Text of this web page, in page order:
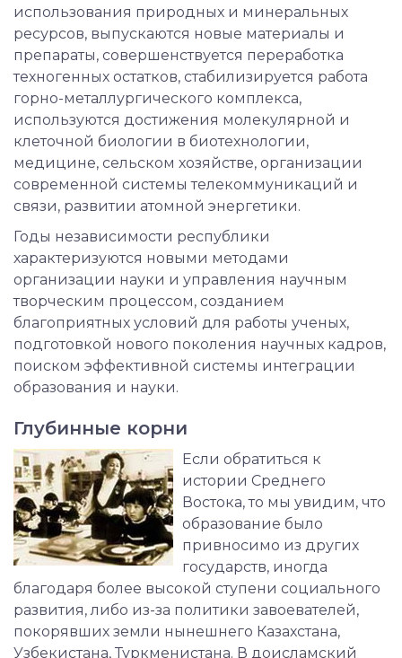
использования природных и минеральных
ресурсов, выпускаются новые материалы и
препараты, совершенствуется переработка
техногенных остатков, стабилизируется работа
горно-металлургического комплекса,
используются достижения молекулярной и
клеточной биологии в биотехнологии,
медицине, сельском хозяйстве, организации
современной системы телекоммуникаций и
связи, развитии атомной энергетики.
Годы независимости республики
характеризуются новыми методами
организации науки и управления научным
творческим процессом, созданием
благоприятных условий для работы ученых,
подготовкой нового поколения научных кадров,
поиском эффективной системы интеграции
образования и науки.
Глубинные корни
Если обратиться к
истории Среднего
Востока, то мы увидим, что
образование было
привносимо из других
государств, иногда
благодаря более высокой ступени социального
развития, либо из-за политики завоевателей,
покорявших земли нынешнего Казахстана,
Узбекистана, Туркменистана. В доисламский